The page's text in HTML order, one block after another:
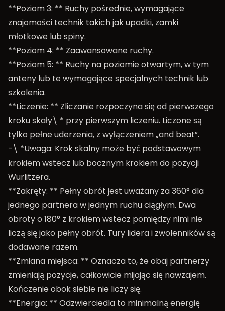
**Poziom 3: ** Ruchy pośrednie, wymagające
znajomości technik takich jak upadki, zamki
młotkowe lub spiny.
**Poziom 4: ** Zaawansowane ruchy.
**Poziom 5: ** Ruchy na poziomie otwartym, w tym
anteny lub te wymagające specjalnych technik lub
szkolenia.
**Liczenie: ** Zliczanie rozpoczyna się od pierwszego
kroku skały\ * przy pierwszym liczeniu. Liczone są
tylko pełne uderzenia, z wyłączeniem „and beat”.
-\ *Uwaga: Krok skalny może być podstawowym
krokiem wstecz lub bocznym krokiem do pozycji
Wurlitzera.
**Zakręty: ** Pełny obrót jest uważany za 360° dla
jednego partnera w jednym ruchu ciągłym. Dwa
obroty o 180° z krokiem wstecz pomiędzy nimi nie
liczą się jako pełny obrót. Tury lidera i zwolenników są
dodawane razem.
**Zmiana miejsca: ** Oznacza to, że obaj partnerzy
zmieniają pozycje, całkowicie mijając się nawzajem.
Kończenie obok siebie nie liczy się.
**Energia: ** Odzwierciedla to minimalną energię